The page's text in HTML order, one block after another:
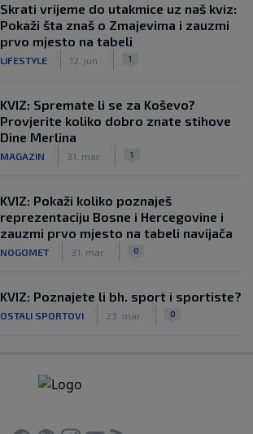
Skrati vrijeme do utakmice uz naš kviz:
Pokaži šta znaš o Zmajevima i zauzmi
prvo mjesto na tabeli
LIFESTYLE 12. jun. 1
KVIZ: Spremate li se za Koševo?
Provjerite koliko dobro znate stihove
Dine Merlina
MAGAZIN 31. mar. 1
KVIZ: Pokaži koliko poznaješ
reprezentaciju Bosne i Hercegovine i
zauzmi prvo mjesto na tabeli navijača
NOGOMET 31. mar. 0
KVIZ: Poznajete li bh. sport i sportiste?
OSTALI SPORTOVI 23. mar. 0